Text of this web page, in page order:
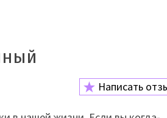
Написать